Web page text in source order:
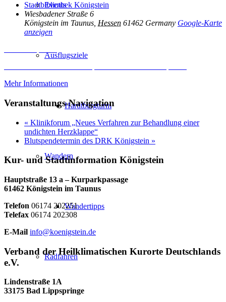
Events
Ausflugsziele
Hardtbergturm
Wandern
Wandertipps
Radfahren
Stadtbibliothek Königstein
Wiesbadener Straße 6
Königstein im Taunus Hessen 61462 Germany Google-Karte
anzeigen
Mehr Informationen
Veranstaltungs-Navigation
« Klinikforum „Neues Verfahren zur Behandlung einer
undichten Herzklappe“
Blutspendetermin des DRK Königstein »
Kur- und Stadtinformation Königstein
Hauptstraße 13 a – Kurparkpassage
61462 Königstein im Taunus
Telefon 06174 202251
Telefax 06174 202308
E-Mail info@koenigstein.de
Verband der Heilklimatischen Kurorte Deutschlands
e.V.
Lindenstraße 1A
33175 Bad Lippspringe